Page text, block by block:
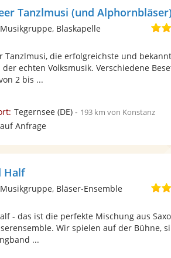
Tanzlmusi (und Alphornbläser)
Blaskapelle
Tanzlmusi, die erfolgreichste und
echten Volksmusik. Verschiedene
2 bis ...
Tegernsee(DE)- 193 km von Konstanz
auf Anfrage
Half
Bläser-Ensemble
- das ist die perfekte Mischung aus
Wir spielen auf der Bühne,
...